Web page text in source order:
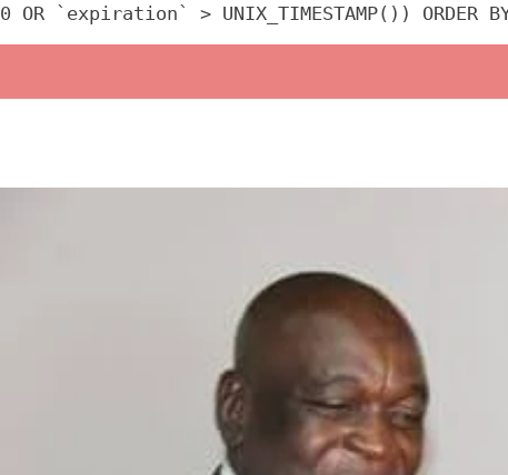
0 OR `expiration` > UNIX_TIMESTAMP()) ORDER